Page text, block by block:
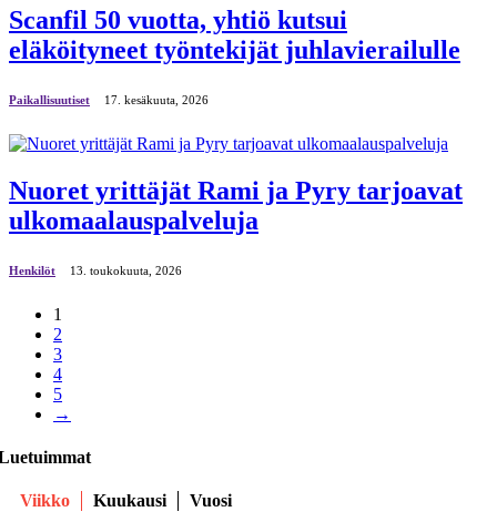
Scanfil 50 vuotta, yhtiö kutsui
eläköityneet työntekijät juhlavierailulle
Paikallisuutiset 17. kesäkuuta, 2026
Nuoret yrittäjät Rami ja Pyry tarjoavat
ulkomaalauspalveluja
Henkilöt 13. toukokuuta, 2026
1
2
3
4
5
→
Viikko Kuukausi Vuosi